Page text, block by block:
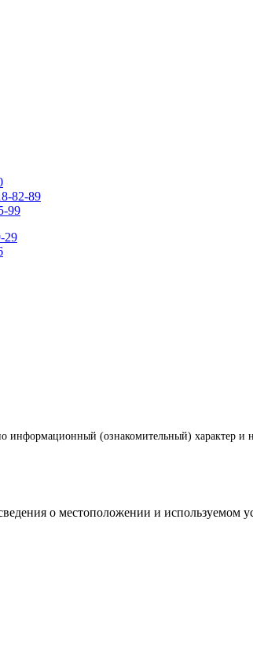
82-89
99
29
(ознакомительный) характер и
о местоположении и используемом